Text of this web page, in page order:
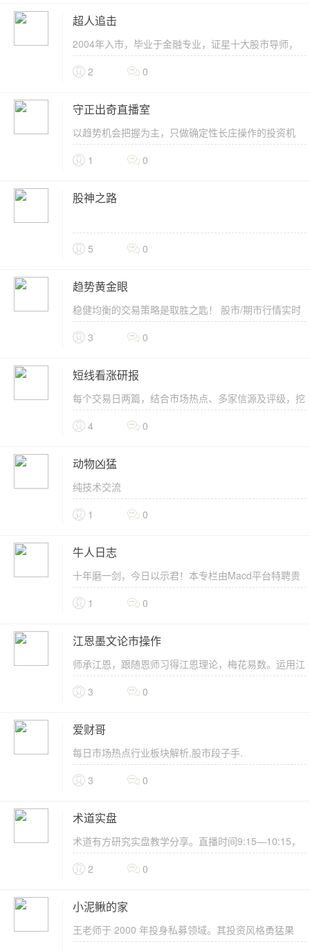
超人追击
2004年入市，毕业于金融专业，证星十大股市导师，
财富百万邀请赛亚军。拥有十四年实战经验，总结出一
2 0
守正出奇直播室
以趋势机会把握为主，只做确定性长庄操作的投资机
会；政策行业研究为主导，结合趋势投资，顺势而
1 0
股神之路
5 0
趋势黄金眼
稳健均衡的交易策略是取胜之匙！ 股市/期市行情实时
解读，为您的交易出谋划策。 实盘策略实时指引，精
3 0
短线看涨研报
每个交易日两篇，结合市场热点、多家信源及评级，挖
掘市场关注度低，基本面+技术面聚焦的潜力牛股.........
4 0
动物凶猛
纯技术交流
1
0
牛人日志
十年磨一剑，今日以示君！本专栏由Macd平台特聘贵
宾“九易金经”－平台注册号：xiaochepai打造组
1 0
江恩墨文论市操作
师承江恩，跟随恩师习得江恩理论，梅花易数。运用江
恩时价波动法则和内外循环本质及江恩实战技法在股票
3 0
爱财哥
每日市场热点行业板块解析,股市段子手.
3
0
术道实盘
术道有方研究实盘教学分享。直播时间9:15—10:15，
14:00—15:00。
2 0
小泥鳅的家
王老师于 2000 年投身私募领域。其投资风格勇猛果